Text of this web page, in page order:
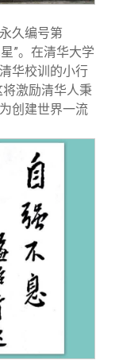
久编号第
”。在清华大学
华校训的小行
激励清华人秉
创建世界一流